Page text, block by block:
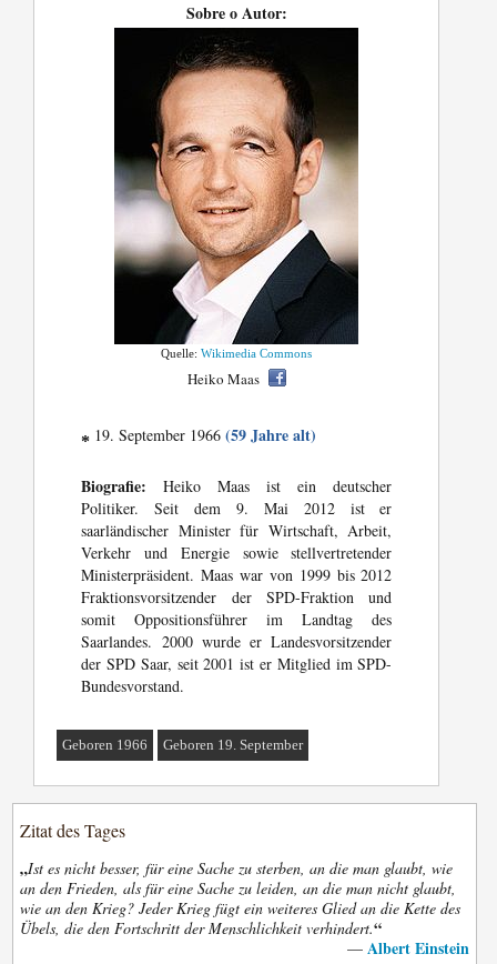
Sobre o Autor:
Quelle:Wikimedia Commons
Heiko Maas
* 19. September 1966(59 Jahre alt)
Biografie: Heiko Maas ist ein deutscher
Politiker. Seit dem 9. Mai 2012 ist er
saarländischer Minister für Wirtschaft, Arbeit,
Verkehr und Energie sowie stellvertretender
Ministerpräsident. Maas war von 1999 bis 2012
Fraktionsvorsitzender der SPD-Fraktion und
somit Oppositionsführer im Landtag des
Saarlandes. 2000 wurde er Landesvorsitzender
der SPD Saar, seit 2001 ist er Mitglied im SPD-
Bundesvorstand.
Geboren 1966 Geboren 19. September
Zitat des Tages
„Ist es nicht besser, für eine Sache zu sterben, an die man glaubt, wie
an den Frieden, als für eine Sache zu leiden, an die man nicht glaubt,
wie an den Krieg? Jeder Krieg fügt ein weiteres Glied an die Kette des
Übels, die den Fortschritt der Menschlichkeit verhindert.“
— Albert Einstein